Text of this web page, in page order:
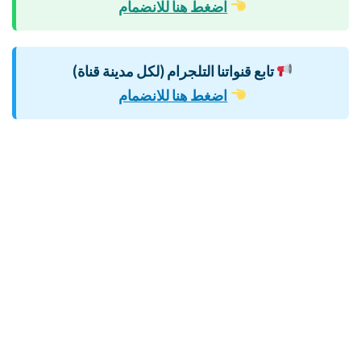
اضغط هنا للانضمام
تابع قنواتنا التلجرام (لكل مدينة قناة)
اضغط هنا للانضمام